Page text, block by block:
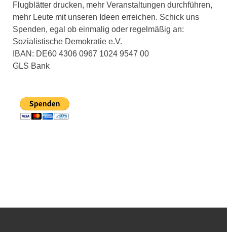
Flugblätter drucken, mehr Veranstaltungen durchführen,
mehr Leute mit unseren Ideen erreichen. Schick uns
Spenden, egal ob einmalig oder regelmäßig an:
Sozialistische Demokratie e.V.
IBAN: DE60 4306 0967 1024 9547 00
GLS Bank